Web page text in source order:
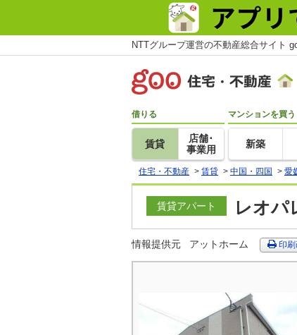
NTTグループ運営の不動産総合サイト
借りる
賃貸
店舗･
事業用
マンションを買う
新築
住宅・不動産 > 賃貸 > 中国・四国 > 愛
賃貸アパート レオパ
情報提供元 アットホーム 印